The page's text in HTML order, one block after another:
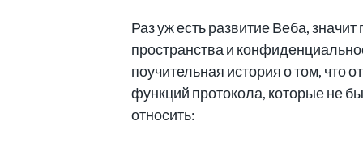
Раз уж есть развитие Веба,
пространства и
поучительная история о том, что
функций протокола, которые не
относить: